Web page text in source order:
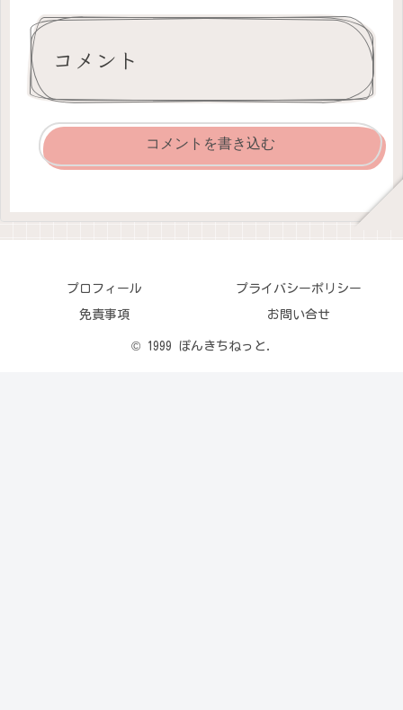
コメント
コメントを書き込む
プロフィール プライバシーポリシー
免責事項 お問い合せ
© 1999 ぽんきちねっと.